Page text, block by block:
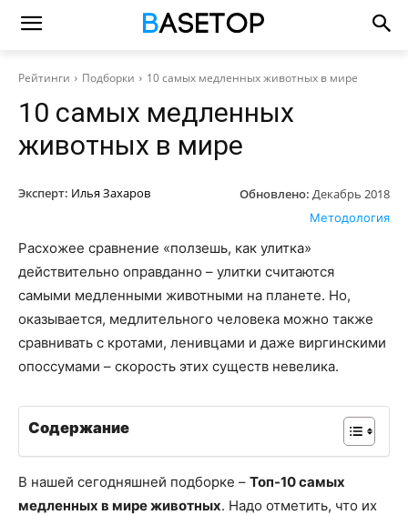
Рейтинги Подборки 10 самых медленных животных в мире
10 самых медленных
животных в мире
Эксперт: Илья Захаров Обновлено: Декабрь 2018
Методология
Расхожее сравнение «ползешь, как улитка»
действительно оправданно – улитки считаются
самыми медленными животными на планете. Но,
оказывается, медлительного человека можно также
сравнивать с кротами, ленивцами и даже виргинскими
опоссумами – скорость этих существ невелика.
Содержание
В нашей сегодняшней подборке – Топ-10 самых
медленных в мире животных. Надо отметить, что их